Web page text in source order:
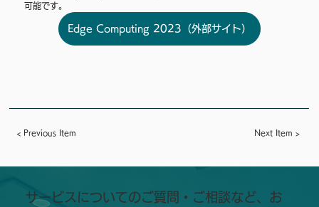
可能です。
Edge Computing 2023（外部サイト）
< Previous Item Next Item >
​サービスについてのご質問・ご相談など、お